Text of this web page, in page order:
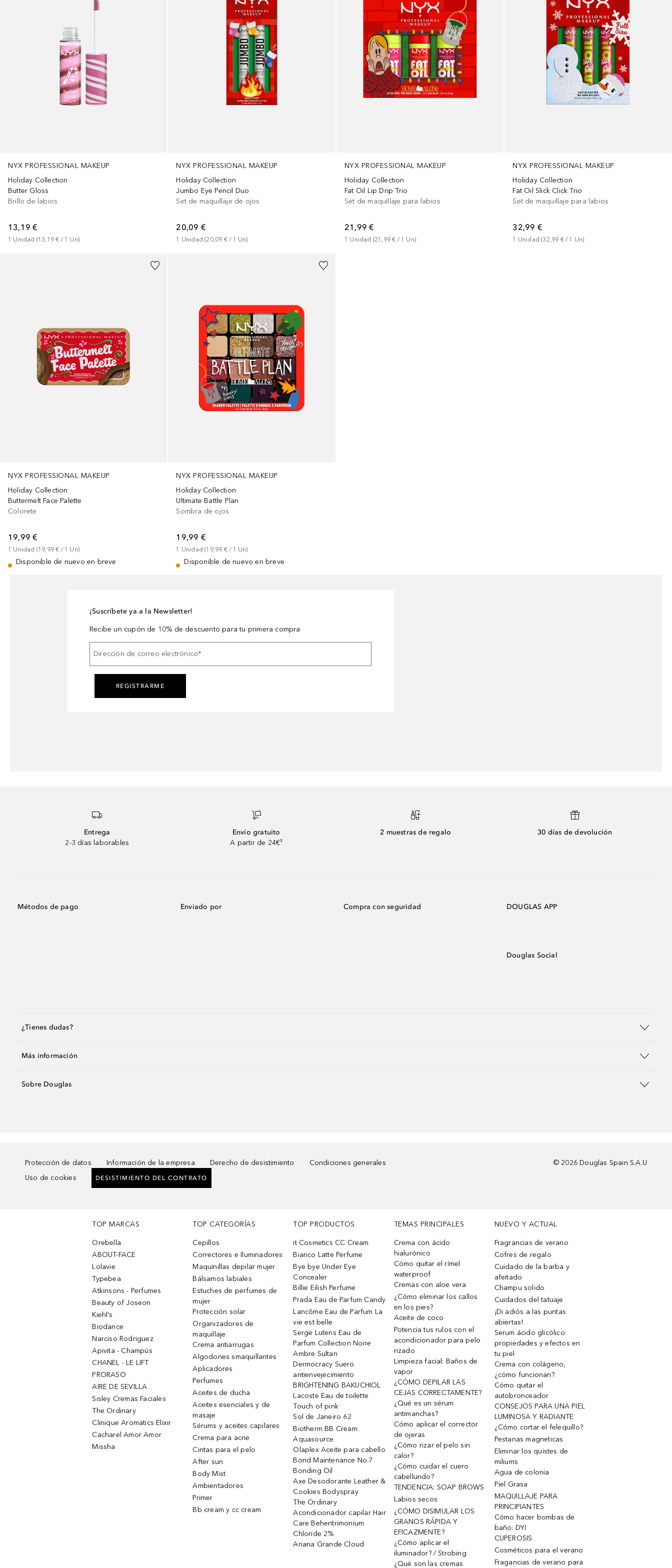
NYX PROFESSIONAL MAKEUP
Holiday Collection
Butter Gloss
Brillo de labios
13,19 €
1 Unidad (13,19 € / 1 Un)
NYX PROFESSIONAL MAKEUP
Holiday Collection
Jumbo Eye Pencil Duo
Set de maquillaje de ojos
20,09 €
1 Unidad (20,09 € / 1 Un)
NYX PROFESSIONAL MAKEUP
Holiday Collection
Fat Oil Lip Drip Trio
Set de maquillaje para labios
21,99 €
1 Unidad (21,99 € / 1 Un)
NYX PROFESSIONAL MAKEUP
Holiday Collection
Fat Oil Slick Click Trio
Set de maquillaje para labios
32,99 €
1 Unidad (32,99 € / 1 Un)
NYX PROFESSIONAL MAKEUP
Holiday Collection
Buttermelt Face Palette
Colorete
19,99 €
1 Unidad (19,99 € / 1 Un)
Disponible de nuevo en breve
NYX PROFESSIONAL MAKEUP
Holiday Collection
Ultimate Battle Plan
Sombra de ojos
19,99 €
1 Unidad (19,99 € / 1 Un)
Disponible de nuevo en breve
¡Suscríbete ya a la Newsletter!
Recibe un cupón de 10% de descuento para tu primera compra
Dirección de correo electrónico*
REGISTRARME
Entrega
2-3 días laborables
Envío gratuito
A partir de 24€³
2 muestras de regalo 30 días de devolución
Métodos de pago Enviado por Compra con seguridad DOUGLAS APP
Douglas Social
¿Tienes dudas?
Más información
Sobre Douglas
Protección de datos Información de la empresa Derecho de desistimiento
Condiciones generales
Uso de cookies
DESISTIMIENTO DEL CONTRATO
© 2026 Douglas Spain S.A.U
TOP MARCAS
Orebella
ABOUT-FACE
Lolavie
Typebea
Atkinsons - Perfumes
Beauty of Joseon
Kiehl’s
Biodance
Narciso Rodriguez
Apivita - Champús
CHANEL - LE LIFT
PRORASO
AIRE DE SEVILLA
Sisley Cremas Faciales
The Ordinary
Clinique Aromatics Elixir
Cacharel Amor Amor
Missha
TOP CATEGORÍAS
Cepillos
Correctores e Iluminadores
Maquinillas depilar mujer
Bálsamos labiales
Estuches de perfumes de
mujer
Protección solar
Organizadores de
maquillaje
Crema antiarrugas
Algodones smaquillantes
Aplicadores
Perfumes
Aceites de ducha
Aceites esenciales y de
masaje
Sérums y aceites capilares
Crema para acne
Cintas para el pelo
After sun
Body Mist
Ambientadores
Primer
Bb cream y cc cream
TOP PRODUCTOS
it Cosmetics CC Cream
Bianco Latte Perfume
Bye bye Under Eye
Concealer
Billie Eilish Perfume
Prada Eau de Parfum Candy
Lancôme Eau de Parfum La
vie est belle
Serge Lutens Eau de
Parfum Collection Noire
Ambre Sultan
Dermocracy Suero
antienvejecimiento
BRIGHTENING BAKUCHIOL
Lacoste Eau de toilette
Touch of pink
Sol de Janeiro 62
Biotherm BB Cream
Aquasource
Olaplex Aceite para cabello
Bond Maintenance No.7
Bonding Oil
Axe Desodorante Leather &
Cookies Bodyspray
The Ordinary
Acondicionador capilar Hair
Care Behentrimonium
Chloride 2%
Ariana Grande Cloud
TEMAS PRINCIPALES
Crema con ácido
hialurónico
Cómo quitar el rímel
waterproof
Cremas con aloe vera
¿Cómo eliminar los callos
en los pies?
Aceite de coco
Potencia tus rulos con el
acondicionador para pelo
rizado
Limpieza facial: Baños de
vapor
¿CÓMO DEPILAR LAS
CEJAS CORRECTAMENTE?
¿Qué es un sérum
antimanchas?
Cómo aplicar el corrector
de ojeras
¿Cómo rizar el pelo sin
calor?
¿Cómo cuidar el cuero
cabellundo?
TENDENCIA: SOAP BROWS
Labios secos
¿CÓMO DISIMULAR LOS
GRANOS RÁPIDA Y
EFICAZMENTE?
¿Cómo aplicar el
iluminador? / Strobing
¿Qué son las cremas
NUEVO Y ACTUAL
Fragrancias de verano
Cofres de regalo
Cuidado de la barba y
afeitado
Champu solido
Cuidados del tatuaje
¡Di adiós a las puntas
abiertas!
Serum ácido glicólico:
propiedades y efectos en
tu piel
Crema con colágeno,
¿cómo funcionan?
Cómo quitar el
autobronceador
CONSEJOS PARA UNA PIEL
LUMINOSA Y RADIANTE
¿Cómo cortar el felequillo?
Pestanas magneticas
Eliminar los quistes de
miliums
Agua de colonia
Piel Grasa
MAQUILLAJE PARA
PRINCIPIANTES
Cómo hacer bombas de
baño: DYI
CUPEROSIS
Cosméticos para el verano
Fragancias de verano para